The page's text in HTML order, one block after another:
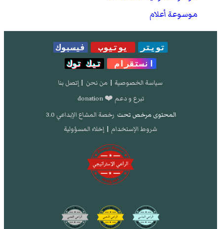
موسوعة أعلام
تويتر يوتيوب
فيسبوك
انستقرام
تيك توك
سياسة الخصوصية | من نحن | إتصل بنا
تبرع و دعم ❤️ donation
المحتوى مرخص تحت رخصة المشاع الإبداعي 3.0
شروط الإستخدام | إخلاء المسؤولية